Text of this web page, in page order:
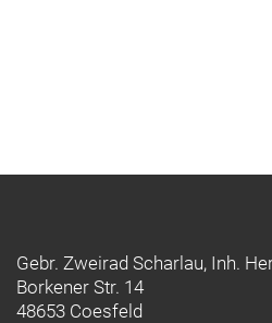
Gebr. Zweirad Scharlau, Inh.
Borkener Str. 14
48653 Coesfeld